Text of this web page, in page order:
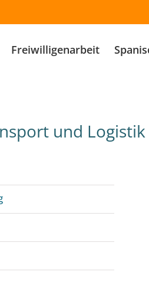
Freiwilligenarbeit
und Logistik